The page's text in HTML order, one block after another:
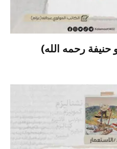
حنيفة رحمه الله)